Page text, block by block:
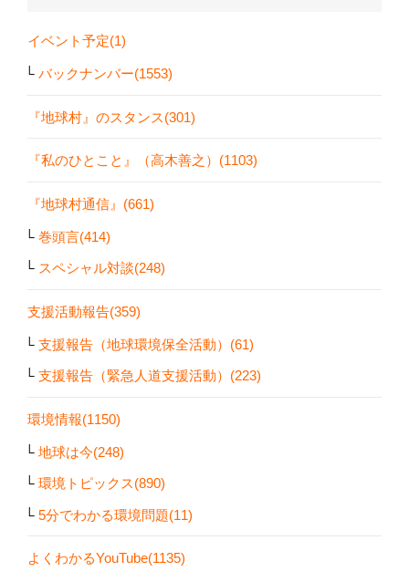
イベント予定(1)
バックナンバー(1553)
『地球村』のスタンス(301)
『私のひとこと』（高木善之）(1103)
『地球村通信』(661)
巻頭言(414)
スペシャル対談(248)
支援活動報告(359)
支援報告（地球環境保全活動）(61)
支援報告（緊急人道支援活動）(223)
環境情報(1150)
地球は今(248)
環境トピックス(890)
5分でわかる環境問題(11)
よくわかるYouTube(1135)